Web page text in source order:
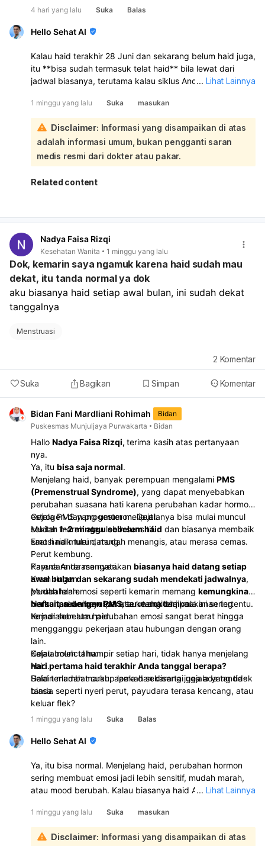
pemeriksaan seperti tes kehamilan, USG, atau tes darah
mengetahui penyebabnya.
4 hari yang lalu Suka Balas
Hello Sehat AI
Kalau haid terakhir 28 Juni dan sekarang belum haid juga,
itu **bisa sudah termasuk telat haid** bila lewat dari
jadwal biasanya, terutama kalau siklus Anda biasanya
Juni juga bisa ikut memengaruhi siklus haid**, selain
kemungkinan hamil:
Telat haid memang bisa menjadi tanda awal kehamilan,
apalagi bila disertai keluhan seperti perut kram, payudara
nyeri/kencang, mual, atau badan terasa tidak enak. Tapi
telat haid juga bisa disebabkan oleh stres, perubahan
berat badan, pola makan, olahraga berat, gangguan
Perhatikan apakah ada gejala lain seperti nyeri
Coba jaga pola makan, kurangi stres, dan atur aktivitas
fisik. Kalautelat haid sampai 6 minggu atau lebih
atau sampai3 bulan belum haid, sebaiknya periksa ke
dokter kandungan atau penyakit dalam untuk
memastikan penyebabnya dan mendapat penanganan
yang tepat.
... Lihat Lainnya
1 minggu yang lalu Suka masukan
Disclaimer: Informasi yang disampaikan di atas
adalah informasi umum, bukan pengganti saran
medis resmi dari dokter atau pakar.
Related content
Nadya Faisa Rizqi
Kesehatan Wanita 1 minggu yang lalu
Dok, kemarin saya ngamuk karena haid sudah mau
dekat, itu tanda normal ya dok
aku biasanya haid setiap awal bulan, ini sudah dekat
tanggalnya
Menstruasi
Suka Bagikan Simpan Komentar
2 Komentar
Bidan Fani Mardliani Rohimah
Bidan
Puskesmas Munjuljaya Purwakarta
Bidan
Hallo Nadya Faisa Rizqi, terima kasih atas pertanyaan
nya.
Ya, itu bisa saja normal.
Menjelang haid, banyak perempuan mengalami PMS
(Premenstrual Syndrome), yang dapat menyebabkan
perubahan suasana hati karena perubahan kadar hormon
estrogen dan progesteron. Gejalanya bisa mulai muncul
sekitar1–2 minggu sebelum haid dan biasanya membaik
saat haid mulai datang.
Gejala PMS yang umum meliputi:
Mudah marah atau lebih sensitif.
Emosi naik turun, mudah menangis, atau merasa cemas.
Perut kembung.
Payudara terasa nyeri.
Kram ringan.
Mudah lelah.
Nafsu makan berubah atau mengidam makanan tertentu.
Karena Anda mengatakan biasanya haid datang setiap
awal bulan dan sekarang sudah mendekati jadwalnya,
perubahan emosi seperti kemarin memang kemungkinan
berkaitan dengan PMS, terutama bila pola ini sering
terjadi sebelum haid.
Namun, sebaiknya periksa ke dokter jika:
Kemarahan atau perubahan emosi sangat berat hingga
mengganggu pekerjaan atau hubungan dengan orang
lain.
Gejala muncul hampir setiap hari, tidak hanya menjelang
haid.
Haid terlambat cukup lama dan disertai gejala yang tidak
biasa.
Kalau boleh tahu:
Hari pertama haid terakhir Anda tanggal berapa?
Selain mudah marah, apakah sekarang juga ada tanda-
tanda seperti nyeri perut, payudara terasa kencang, atau
keluar flek?
1 minggu yang lalu Suka Balas
Hello Sehat AI
Ya, itu bisa normal. Menjelang haid, perubahan hormon
sering membuat emosi jadi lebih sensitif, mudah marah,
atau mood berubah. Kalau biasanya haid Anda teratur
mendekati tanggalnya, kemungkinan itu masih dalam
batas normal. Siklus haid normal umumnya tiap 23–35
hari. Namun, kalau perubahan emosi sangat berat,
... Lihat Lainnya
1 minggu yang lalu Suka masukan
Disclaimer: Informasi yang disampaikan di atas